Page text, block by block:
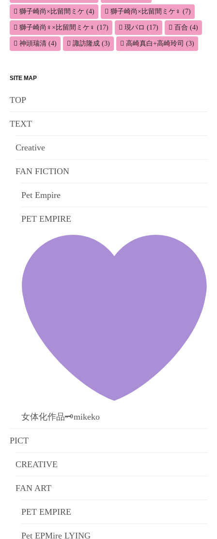
獅子崎尚×比留間ミケ (4) 獅子崎尚×比留間ミケ♀ (7)
獅子崎尚♀×比留間ミケ♀ (17) 現パロ (17) 百合 (4)
神頭瑞清 (4) 諏訪隆成 (3) 高崎真白+高崎玲司 (3)
SITE MAP
TOP
TEXT
Creative
FAN FICTION
Pet Empire
PET EMPIRE
女体化作品🗝mikeko
PICT
CREATIVE
FAN ART
PET EMPIRE
Pet EPMire LYING